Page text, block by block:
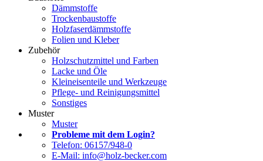
Dämmstoffe
Trockenbaustoffe
Holzfaserdämmstoffe
Folien und Kleber
Zubehör
Holzschutzmittel und Farben
Lacke und Öle
Kleineisenteile und Werkzeuge
Pflege- und Reinigungsmittel
Sonstiges
Muster
Muster
Probleme mit dem Login?
Telefon: 06157/948-0
E-Mail: info@holz-becker.com